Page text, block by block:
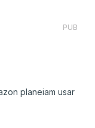
PUB
planeiam usar